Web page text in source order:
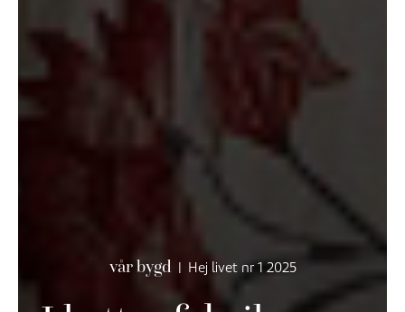
vår bygd | Hej livet nr 1 2025